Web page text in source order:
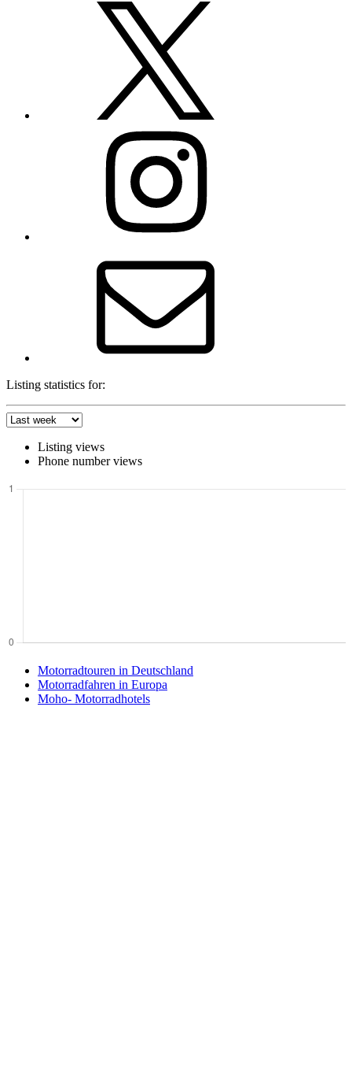
Listing statistics for:
Listing views
Phone number views
Motorradtouren in Deutschland
Motorradfahren in Europa
Moho- Motorradhotels